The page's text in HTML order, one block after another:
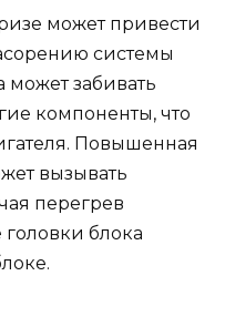
может привести
системы
забивать
компоненты, что
Повышенная
вызывать
перегрев
блока